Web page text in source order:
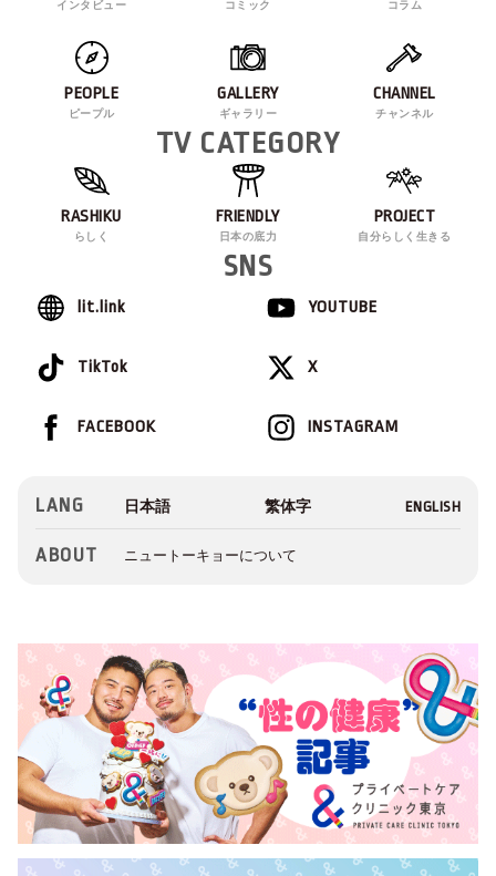
インタビュー コミック コラム
PEOPLE
ピープル
GALLERY
ギャラリー
CHANNEL
チャンネル
TV CATEGORY
RASHIKU
らしく
FRIENDLY
日本の底力
PROJECT
自分らしく生きる
SNS
lit.link YOUTUBE
TikTok X
INSTAGRAM
FACEBOOK
LANG
ABOUT ニュートーキョーについて